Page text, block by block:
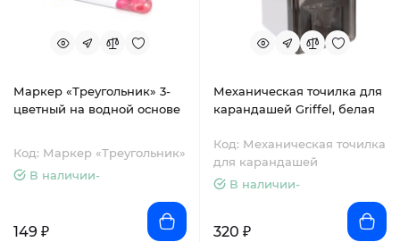
Маркер «Треугольник» 3-
цветный на водной основе
Код: Маркер «Треугольник»
В наличии-
149 ₽
Механическая точилка для
карандашей Griffel, белая
Код: Механическая точилка
для карандашей
В наличии-
320 ₽